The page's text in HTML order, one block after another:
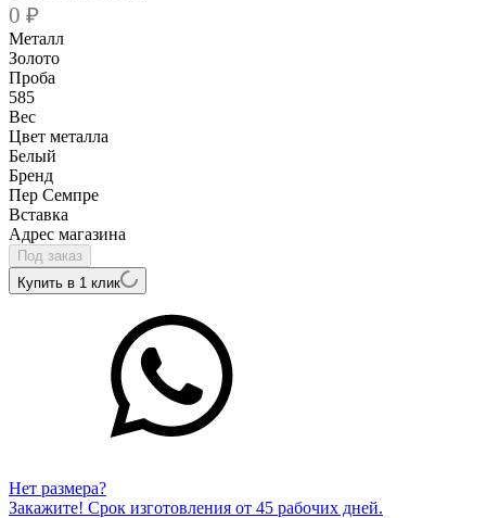
0 ₽
Металл
Золото
Проба
585
Вес
Цвет металла
Белый
Бренд
Пер Семпре
Вcтавка
Адрес магазина
Под заказ
Купить в 1 клик
Нет размера?
Закажите! Срок изготовления от 45 рабочих дней.